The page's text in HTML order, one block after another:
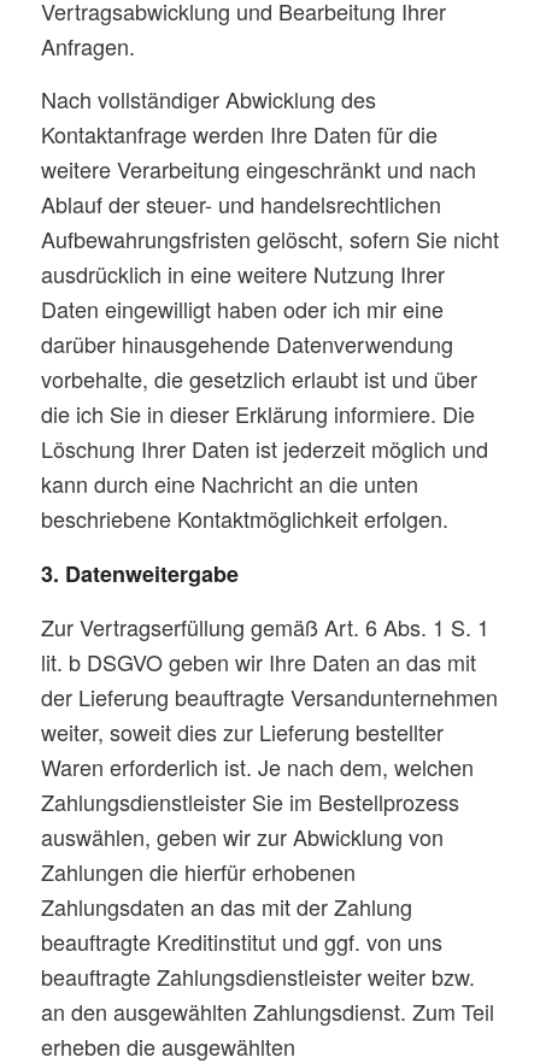
Vertragsabwicklung und Bearbeitung Ihrer
Anfragen.
Nach vollständiger Abwicklung des
Kontaktanfrage werden Ihre Daten für die
weitere Verarbeitung eingeschränkt und nach
Ablauf der steuer- und handelsrechtlichen
Aufbewahrungsfristen gelöscht, sofern Sie nicht
ausdrücklich in eine weitere Nutzung Ihrer
Daten eingewilligt haben oder ich mir eine
darüber hinausgehende Datenverwendung
vorbehalte, die gesetzlich erlaubt ist und über
die ich Sie in dieser Erklärung informiere. Die
Löschung Ihrer Daten ist jederzeit möglich und
kann durch eine Nachricht an die unten
beschriebene Kontaktmöglichkeit erfolgen.
3. Datenweitergabe
Zur Vertragserfüllung gemäß Art. 6 Abs. 1 S. 1
lit. b DSGVO geben wir Ihre Daten an das mit
der Lieferung beauftragte Versandunternehmen
weiter, soweit dies zur Lieferung bestellter
Waren erforderlich ist. Je nach dem, welchen
Zahlungsdienstleister Sie im Bestellprozess
auswählen, geben wir zur Abwicklung von
Zahlungen die hierfür erhobenen
Zahlungsdaten an das mit der Zahlung
beauftragte Kreditinstitut und ggf. von uns
beauftragte Zahlungsdienstleister weiter bzw.
an den ausgewählten Zahlungsdienst. Zum Teil
erheben die ausgewählten